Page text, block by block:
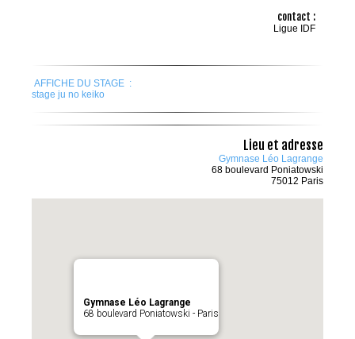
contact :
Ligue IDF
AFFICHE DU STAGE :
stage ju no keiko
Lieu et adresse
Gymnase Léo Lagrange
68 boulevard Poniatowski
75012 Paris
Gymnase Léo Lagrange
68 boulevard Poniatowski - Paris